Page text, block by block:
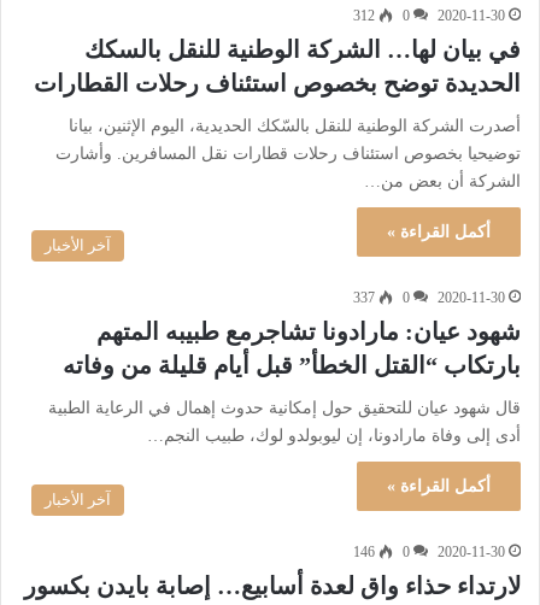
2020-11-30
0
312
في بيان لها… الشركة الوطنية للنقل بالسكك
الحديدة توضح بخصوص استئناف رحلات القطارات
أصدرت الشركة الوطنية للنقل بالسّكك الحديدية، اليوم الإثنين، بيانا
توضيحيا بخصوص استئناف رحلات قطارات نقل المسافرين. وأشارت
الشركة أن بعض من…
أكمل القراءة »
آخر الأخبار
2020-11-30
0
337
شهود عيان: مارادونا تشاجرمع طبيبه المتهم
بارتكاب “القتل الخطأ” قبل أيام قليلة من وفاته
قال شهود عيان للتحقيق حول إمكانية حدوث إهمال في الرعاية الطبية
أدى إلى وفاة مارادونا، إن ليوبولدو لوك، طبيب النجم…
أكمل القراءة »
آخر الأخبار
2020-11-30
0
146
لارتداء حذاء واق لعدة أسابيع… إصابة بايدن بكسور